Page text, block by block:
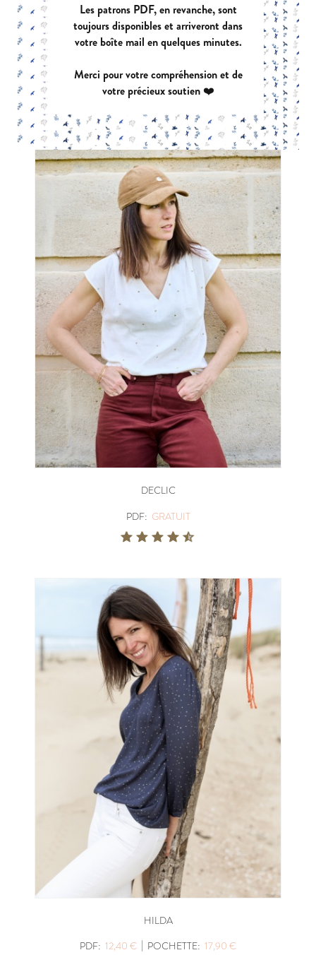
PDF:12,90 €| POCHETTE: 17,90 €
DECLIC
PDF: GRATUIT
HILDA
PDF: 12,40 € | POCHETTE: 17,90 €
Les patrons PDF, en revanche, sont
toujours disponibles et arriveront dans
votre boîte mail en quelques minutes.
Merci pour votre compréhension et de
votre précieux soutien ❤️